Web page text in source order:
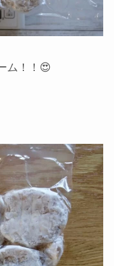
ム！！😍